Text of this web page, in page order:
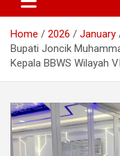
Home 2026 January
Bupati Joncik
Kepala BBWS Wilayah